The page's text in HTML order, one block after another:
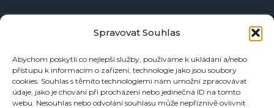
Spravovat Souhlas
Abychom poskytli co nejlepší služby, používáme k ukládání a/nebo
přístupu k informacím o zařízení, technologie jako jsou soubory
cookies. Souhlas s těmito technologiemi nám umožní zpracovávat
údaje, jako je chování při procházení nebo jedinečná ID na tomto
webu. Nesouhlas nebo odvolání souhlasu může nepříznivě ovlivnit
Zbraně
Náboje
Reloading